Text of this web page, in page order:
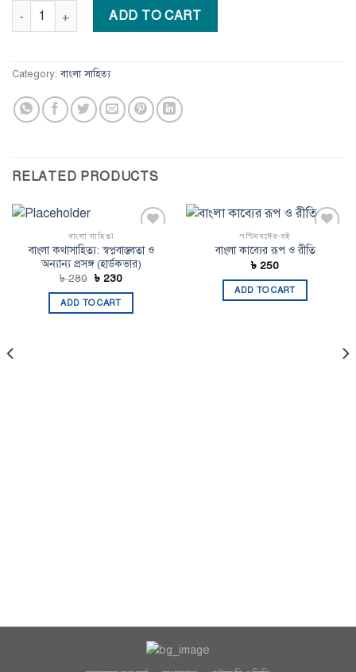
পাশ্চাত্য সাহিত্যতত্ত্ব: ধ্রুপদী ও আধুনিক (হার্ডকভার) quantity
ADD TO CART
Category:বাংলা সাহিত্য
RELATED PRODUCTS
wishlist
বাংলা সাহিত্য
বাংলা কথাসাহিত্য: স্বপ্নবাস্তবতা ও
অন্যান্য প্রসঙ্গ (হার্ডকভার)
৳280 Original
was:
৳ 280.
৳ 230Current
is:
ADD TO CART
Add to
wishlist
পশ্চিমবঙ্গের-বই
বাংলা কাব্যের রূপ ও রীতি
৳ 250
ADD TO CART